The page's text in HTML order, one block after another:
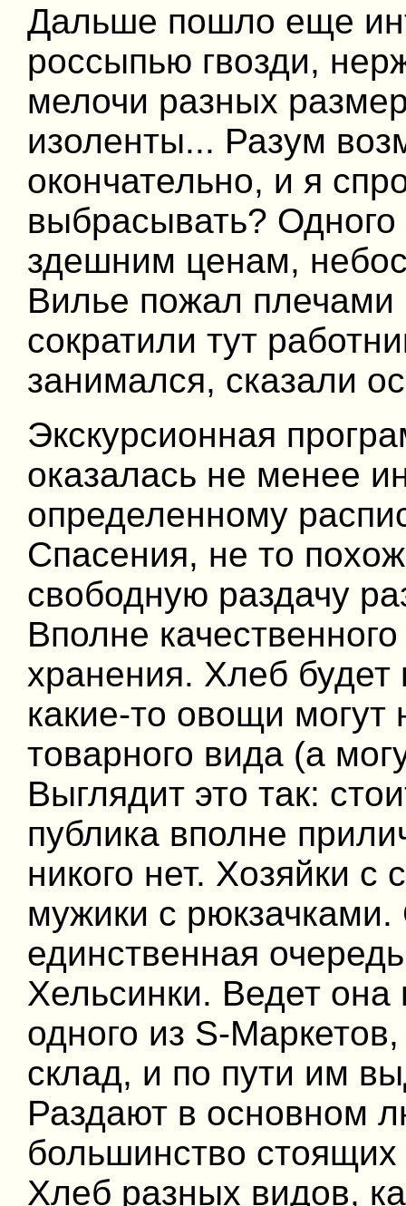
Дальше пошло еще
россыпью гвозди,
мелочи разных
изоленты... Разум
окончательно, и я
выбрасывать?
здешним ценам,
Вилье пожал
сократили тут
занимался, сказали
Экскурсионная
оказалась не менее
определенному
Спасения, не то
свободную раздачу
Вполне
хранения. Хлеб будет
какие-то овощи могут
товарного вида (а
Выглядит это так:
публика вполне
никого нет. Хозяйки с
мужики с рюкзачками.
единственная
Хельсинки. Ведет
одного из S-
склад, и по пути им
Раздают в основном
большинство
Хлеб разных видов,